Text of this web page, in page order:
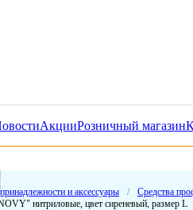
АкцииРозничный магазин
принадлежности и аксессуары /
Средства
нитриловые, цвет сиреневый, размер L